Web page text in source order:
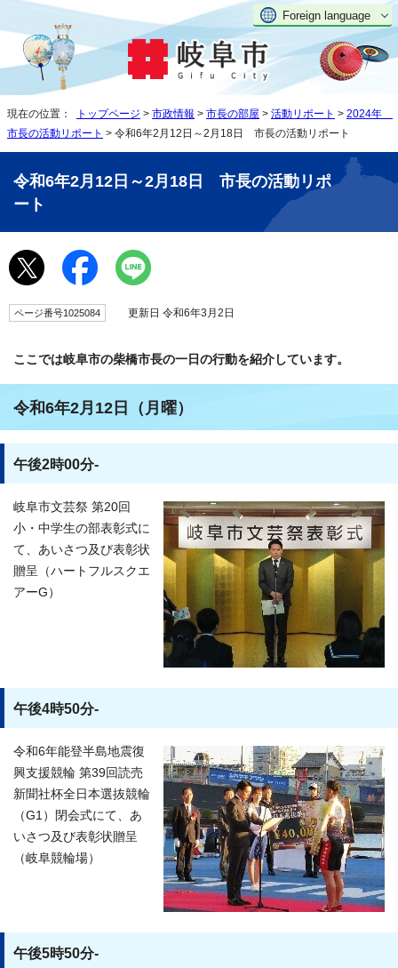
Foreign language
現在の位置： トップページ > 市政情報 > 市長の部屋 > 活動リポート > 2024年
市長の活動リポート > 令和6年2月12日～2月18日 市長の活動リポート
令和6年2月12日～2月18日 市長の活動リポ
ート
ページ番号1025084 更新日 令和6年3月2日
ここでは岐阜市の柴橋市長の一日の行動を紹介しています。
令和6年2月12日（月曜）
午後2時00分-
岐阜市文芸祭 第20回
小・中学生の部表彰式に
て、あいさつ及び表彰状
贈呈（ハートフルスクエ
アーG）
午後4時50分-
令和6年能登半島地震復
興支援競輪 第39回読売
新聞社杯全日本選抜競輪
（G1）閉会式にて、あ
いさつ及び表彰状贈呈
（岐阜競輪場）
午後5時50分-